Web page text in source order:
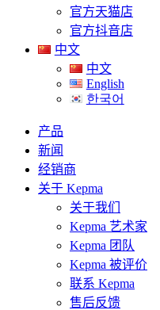
官方天猫店
官方抖音店
中文
中文
English
한국어
产品
新闻
经销商
关于 Kepma
关于我们
Kepma 艺术家
Kepma 团队
Kepma 被评价
联系 Kepma
售后反馈